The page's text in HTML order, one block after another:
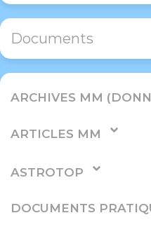
Documents
ARCHIVES MM
ARTICLES MM
ASTROTOP
DOCUMENTS